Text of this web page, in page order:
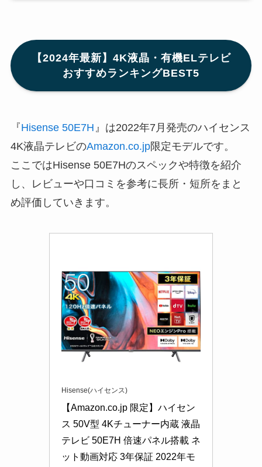
【2024年最新】4K液晶・有機ELテレビ
おすすめランキングBEST5
『Hisense 50E7H 』は2022年7月発売のハイセンス
4K液晶テレビのAmazon.co.jp限定モデルです。
ここではHisense 50E7Hのスペックや特徴を紹介
し、レビューや口コミを参考に長所・短所をまと
め評価していきます。
Hisense(ハイセンス)
【Amazon.co.jp 限定】ハイセン
ス 50V型 4Kチューナー内蔵 液晶
テレビ 50E7H 倍速パネル搭載 ネ
ット動画対応 3年保証 2022年モ